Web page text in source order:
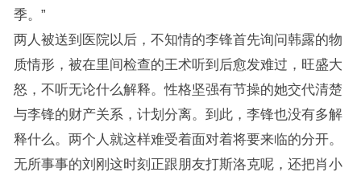
季。”
两人被送到医院以后，不知情的李锋首先询问韩露的物
质情形，被在里间检查的王术听到后愈发难过，旺盛大
怒，不听无论什么解释。性格坚强有节操的她交代清楚
与李锋的财产关系，计划分离。到此，李锋也没有多解
释什么。两个人就这样难受着面对着将要来临的分开。
无所事事的刘刚这时刻正跟朋友打斯洛克呢，还把肖小